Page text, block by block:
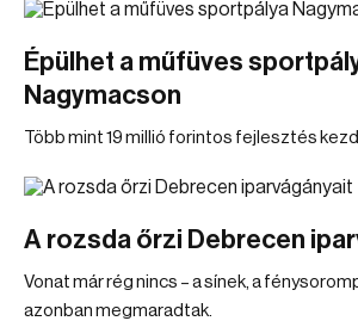
Épülhet a műfüves
Nagymacson
Több mint 19 millió forintos fejlesztés
A rozsda őrzi Debrecen
Vonat már rég nincs – a sínek, a
azonban megmaradtak.